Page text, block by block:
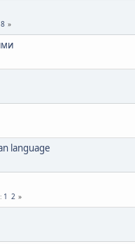
8
language
1 2